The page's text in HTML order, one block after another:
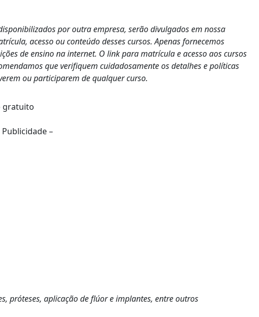
por outra empresa, serão divulgados em nossa
acesso ou conteúdo desses cursos. Apenas fornecemos
de ensino na internet. O link para matrícula e acesso aos cursos
que verifiquem cuidadosamente os detalhes e políticas
ou participarem de qualquer curso.
gratuito
Publicidade –
próteses, aplicação de flúor e implantes, entre outros